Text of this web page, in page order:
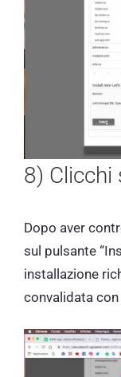
8) Clicchi
Dopo aver
sul pulsante
installazione
convalidata con